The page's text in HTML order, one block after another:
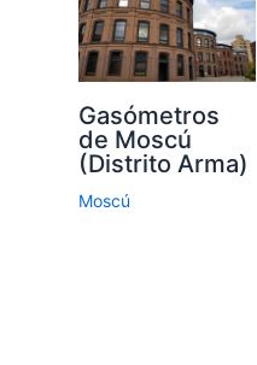
Gasómetros
de Moscú
(Distrito Arma)
Moscú